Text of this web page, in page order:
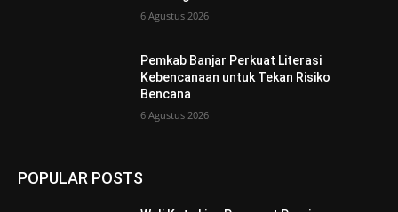
6 Agustus 2026
Pemkab Banjar Perkuat Literasi
Kebencanaan untuk Tekan Risiko
Bencana
6 Agustus 2026
POPULAR POSTS